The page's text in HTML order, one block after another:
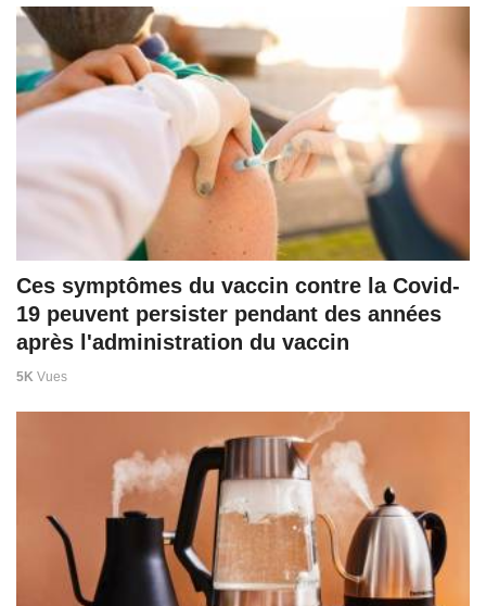
Ces symptômes du vaccin contre la Covid-
19 peuvent persister pendant des années
après l'administration du vaccin
5K Vues